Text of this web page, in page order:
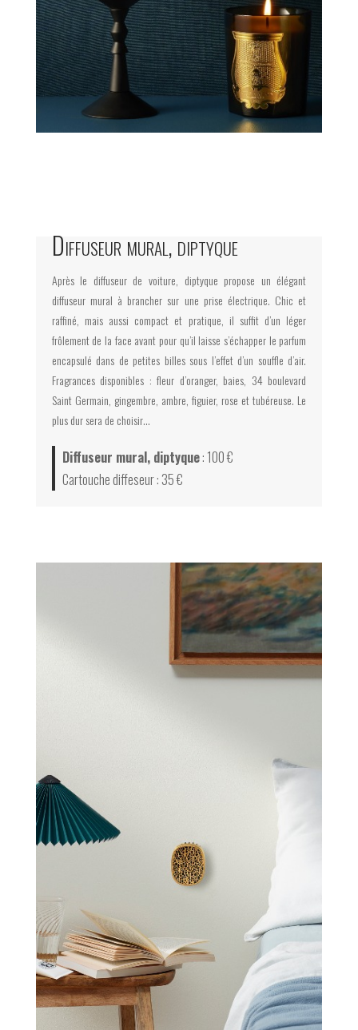
Diffuseur mural, diptyque
Après le diffuseur de voiture, diptyque propose un élégant
diffuseur mural à brancher sur une prise électrique. Chic et
raffiné, mais aussi compact et pratique, il suffit d’un léger
frôlement de la face avant pour qu’il laisse s’échapper le parfum
encapsulé dans de petites billes sous l’effet d’un souffle d’air.
Fragrances disponibles : fleur d’oranger, baies, 34 boulevard
Saint Germain, gingembre, ambre, figuier, rose et tubéreuse. Le
plus dur sera de choisir…
Diffuseur mural, diptyque: 100 €
Cartouche diffeseur : 35 €